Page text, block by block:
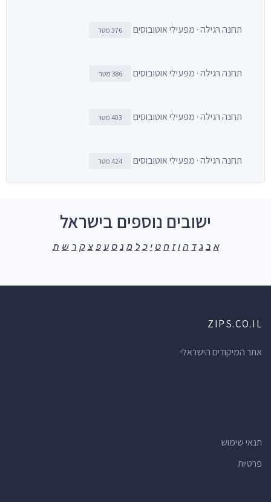
תחנה רגילה · מפעילי אוטובוסים 376 מטר
תחנה רגילה · מפעילי אוטובוסים 386 מטר
תחנה רגילה · מפעילי אוטובוסים 403 מטר
תחנה רגילה · מפעילי אוטובוסים 424 מטר
ישובים נוספים בישראל
א ב ג ד ה ו ז ח ט י כ ל מ נ ס ע פ צ ק ר ש ת
ZIPS.CO.IL
אתר המיקודים הישראלי
תנאי שימוש
פרטיות